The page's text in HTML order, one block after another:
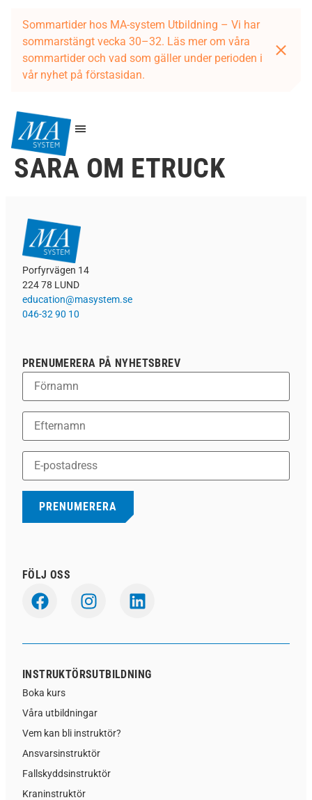
Sommartider hos MA-system Utbildning – Vi har
sommarstängt vecka 30–32. Läs mer om våra
sommartider och vad som gäller under perioden i
vår nyhet på förstasidan.
SARA OM ETRUCK
Porfyrvägen 14
224 78 LUND
education@masystem.se
046-32 90 10
PRENUMERERA PÅ NYHETSBREV
FÖLJ OSS
INSTRUKTÖRSUTBILDNING
Boka kurs
Våra utbildningar
Vem kan bli instruktör?
Ansvarsinstruktör
Fallskyddsinstruktör
Kraninstruktör